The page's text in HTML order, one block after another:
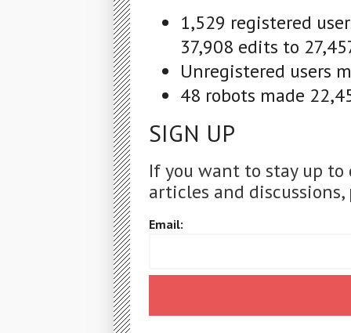
1,529 registered
37,908 edits to
Unregistered users
48 robots made
SIGN UP
If you want to stay up
articles and
Email: